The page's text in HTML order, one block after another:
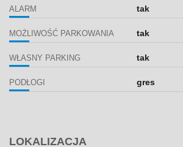
ALARM tak
MOŻLIWOŚĆ PARKOWANIA tak
WŁASNY PARKING tak
PODŁOGI gres
LOKALIZACJA